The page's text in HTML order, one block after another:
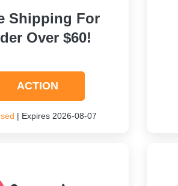
Shipping For
Over $60!
ACTION
| Expires 2026-08-07